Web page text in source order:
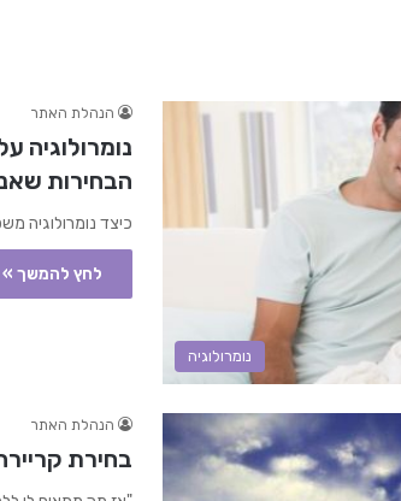
נומרולוגיה
הנהלת האתר
נומרולוגיה
הבחירות
כיצד נומרולוגיה
לחץ להמשך »
הנהלת האתר
בחירת